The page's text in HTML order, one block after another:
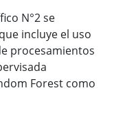
N°2 se
incluye el uso
procesamientos
Forest como